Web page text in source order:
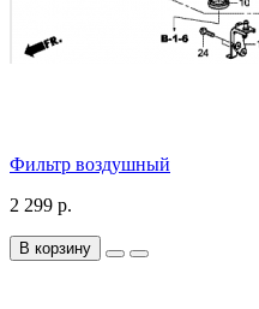
Фильтр воздушный
2 299 р.
В корзину